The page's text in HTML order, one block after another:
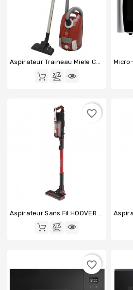
Aspirateur Traineau Miele Compact C1 Ecoline
favorite_border
favorite_border